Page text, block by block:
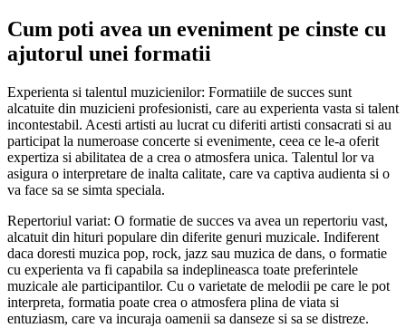
Cum poti avea un eveniment pe cinste cu
ajutorul unei formatii
Experienta si talentul muzicienilor: Formatiile de succes sunt
alcatuite din muzicieni profesionisti, care au experienta vasta si talent
incontestabil. Acesti artisti au lucrat cu diferiti artisti consacrati si au
participat la numeroase concerte si evenimente, ceea ce le-a oferit
expertiza si abilitatea de a crea o atmosfera unica. Talentul lor va
asigura o interpretare de inalta calitate, care va captiva audienta si o
va face sa se simta speciala.
Repertoriul variat: O formatie de succes va avea un repertoriu vast,
alcatuit din hituri populare din diferite genuri muzicale. Indiferent
daca doresti muzica pop, rock, jazz sau muzica de dans, o formatie
cu experienta va fi capabila sa indeplineasca toate preferintele
muzicale ale participantilor. Cu o varietate de melodii pe care le pot
interpreta, formatia poate crea o atmosfera plina de viata si
entuziasm, care va incuraja oamenii sa danseze si sa se distreze.